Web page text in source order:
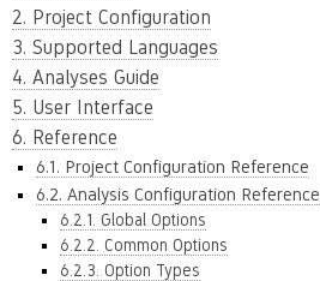
2. Project Configuration
3. Supported Languages
4. Analyses Guide
5. User Interface
6. Reference
6.1. Project Configuration Reference
6.2. Analysis Configuration Reference
6.2.1. Global Options
6.2.2. Common Options
6.2.3. Option Types